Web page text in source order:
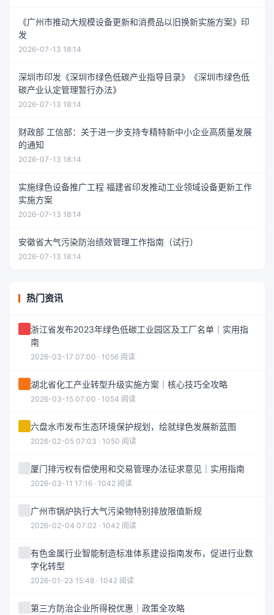
《广州市推动大规模设备更新和消费品以旧换新实施方案》印
发
2026-07-13 18:14
深圳市印发《深圳市绿色低碳产业指导目录》《深圳市绿色低
碳产业认定管理暂行办法》
2026-07-13 18:14
财政部 工信部：关于进一步支持专精特新中小企业高质量发展
的通知
2026-07-13 18:14
实施绿色设备推广工程 福建省印发推动工业领域设备更新工作
实施方案
2026-07-13 18:14
安徽省大气污染防治绩效管理工作指南（试行）
2026-07-13 18:14
热门资讯
浙江省发布2023年绿色低碳工业园区及工厂名单｜实用指
南
2026-03-17 07:00 · 1056 阅读
湖北省化工产业转型升级实施方案｜核心技巧全攻略
2026-03-15 07:00 · 1054 阅读
六盘水市发布生态环境保护规划，绘就绿色发展新蓝图
2026-02-05 07:03 · 1050 阅读
厦门排污权有偿使用和交易管理办法征求意见｜实用指南
2026-03-11 17:16 · 1042 阅读
广州市锅炉执行大气污染物特别排放限值新规
2026-02-04 07:02 · 1042 阅读
有色金属行业智能制造标准体系建设指南发布，促进行业数
字化转型
2026-01-23 15:48 · 1042 阅读
第三方防治企业所得税优惠｜政策全攻略